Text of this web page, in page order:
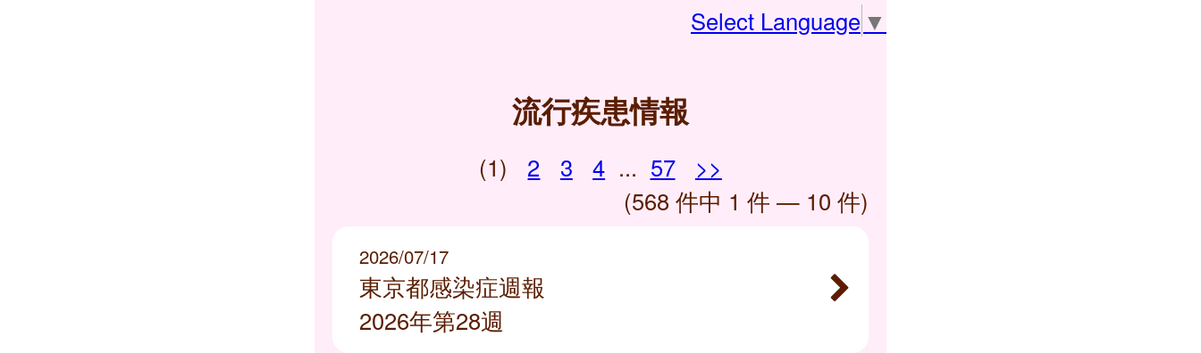
Select Language ▼
流行疾患情報
(1) 2 3 4 ... 57
>>
(568 件中 1 件 — 10 件)
2026/07/17
東京都感染症週報
2026年第28週